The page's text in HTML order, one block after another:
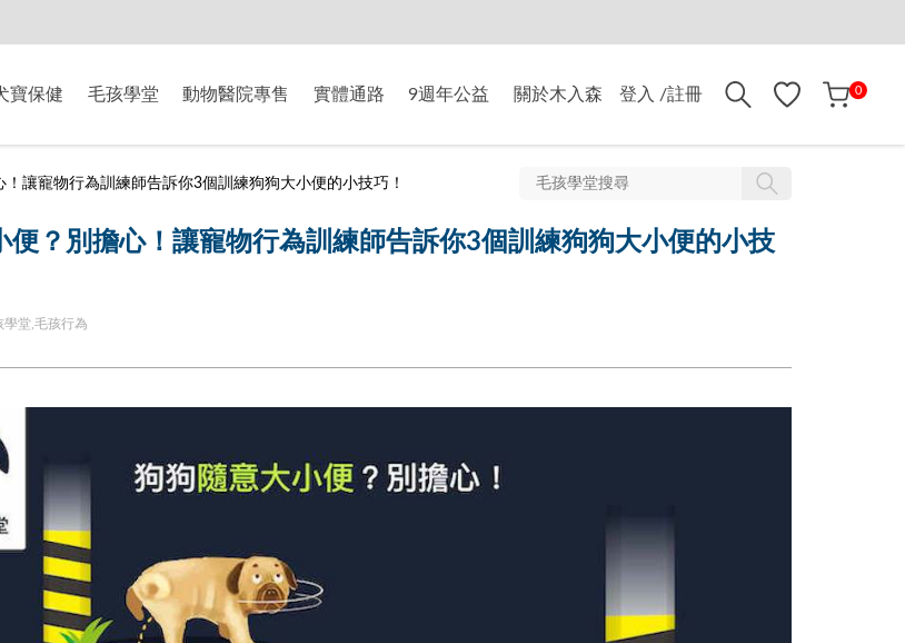
寶保健 毛孩學堂 動物醫院專售 實體通路 9週年公益 關於木入森 登入 /註冊 0
讓寵物行為訓練師告訴你3個訓練狗狗大小便的小技巧！
便？別擔心！讓寵物行為訓練師告訴你3個訓練狗狗大小便的小技
學堂,毛孩行為